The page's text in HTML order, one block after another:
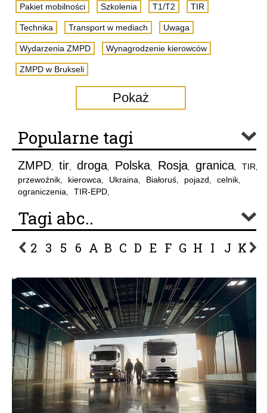
Pakiet mobilności Szkolenia T1/T2 TIR
Technika Transport w mediach Uwaga
Wydarzenia ZMPD Wynagrodzenie kierowców
ZMPD w Brukseli
Pokaż
Popularne tagi
ZMPD, tir, droga, Polska, Rosja, granica, TIR,
przewoźnik, kierowca, Ukraina, Białoruś, pojazd, celnik,
ograniczenia, TIR-EPD,
Tagi abc..
2 3 5 6 A B C D E F G H I J K L